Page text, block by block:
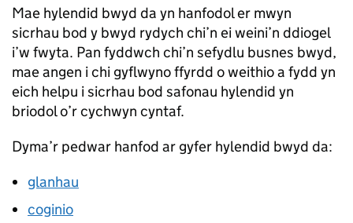
Mae hylendid bwyd da yn hanfodol er mwyn
sicrhau bod y bwyd rydych chi’n ei weini’n ddiogel
i’w fwyta. Pan fyddwch chi’n sefydlu busnes bwyd,
mae angen i chi gyflwyno ffyrdd o weithio a fydd yn
eich helpu i sicrhau bod safonau hylendid yn
briodol o’r cychwyn cyntaf.
Dyma’r pedwar hanfod ar gyfer hylendid bwyd da:
glanhau
coginio